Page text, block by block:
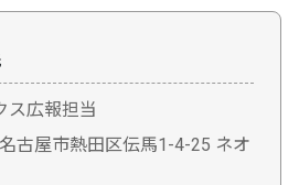
ス広報担当
古屋市熱田区伝馬1-4-25 ネオ